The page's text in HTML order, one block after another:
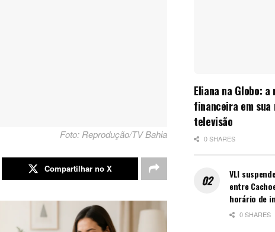
Foto: Reprodução/TV Bahia
Compartilhar no X
Eliana na Globo: a
financeira em sua
televisão
0 SHARES
VLI
entre
horário de
0 SHARES